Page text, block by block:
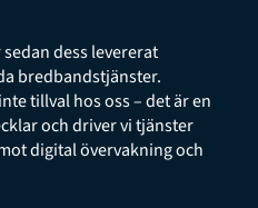
dess levererat
bredbandstjänster.
tillval hos oss – det är en
och driver vi tjänster
digital övervakning och